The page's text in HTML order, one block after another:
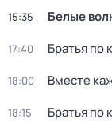
15:35 Белые
17:40 Братья по
18:00 Вместе
18:15
Братья по